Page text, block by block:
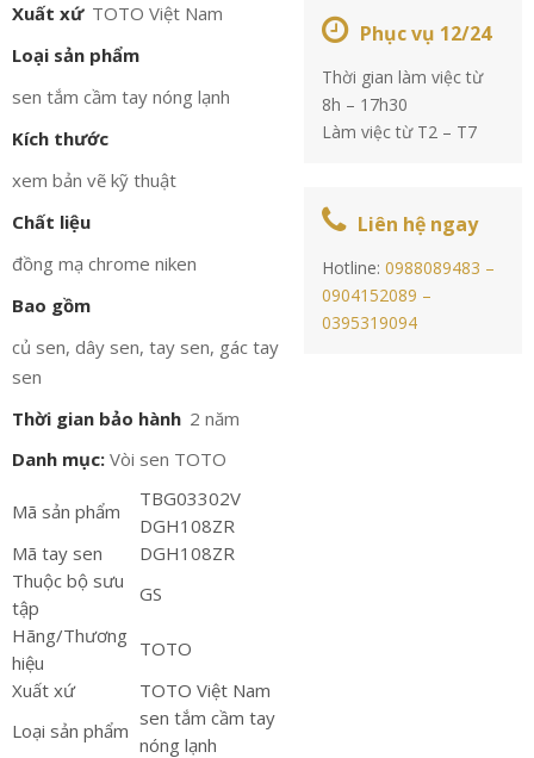
Xuất xứ TOTO Việt Nam
Loại sản phẩm
sen tắm cầm tay nóng lạnh
Kích thước
xem bản vẽ kỹ thuật
Chất liệu
đồng mạ chrome niken
Bao gồm
củ sen, dây sen, tay sen, gác tay
sen
Thời gian bảo hành 2 năm
Danh mục: Vòi sen TOTO
Mã sản phẩm
TBG03302V
DGH108ZR
Mã tay sen
DGH108ZR
Thuộc bộ sưu
tập
GS
Hãng/Thương
hiệu
TOTO
Xuất xứ
TOTO Việt Nam
Loại sản phẩm
sen tắm cầm tay
nóng lạnh
Phục vụ 12/24
Thời gian làm việc từ
8h – 17h30
Làm việc từ T2 – T7
Liên hệ ngay
Hotline:0988089483 –
0904152089 –
0395319094